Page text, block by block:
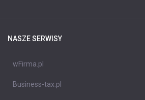
NASZE SERWISY
wFirma.pl
Business-tax.pl